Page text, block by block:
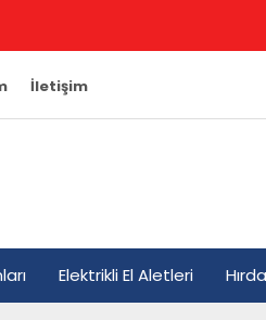
İletişim
Elektrikli El Aletleri